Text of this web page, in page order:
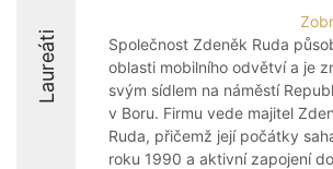
Laureáti
Společnost Zdeněk Ruda
oblasti mobilního odvětví a je
svým sídlem na náměstí
v Boru. Firmu vede majitel
Ruda, přičemž její počátky
roku 1990 a aktivní zapojení